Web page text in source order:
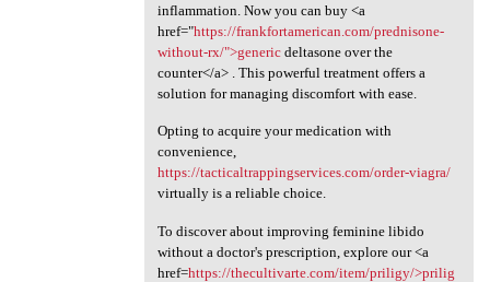
inflammation. Now you can buy <a
href="https://frankfortamerican.com/prednisone-
without-rx/">genericdeltasone over the
counter</a> . This powerful treatment offers a
solution for managing discomfort with ease.
Opting to acquire your medication with
convenience,
https://tacticaltrappingservices.com/order-viagra/
virtually is a reliable choice.
To discover about improving feminine libido
without a doctor's prescription, explore our <a
href=https://thecultivarte.com/item/priligy/>prilig